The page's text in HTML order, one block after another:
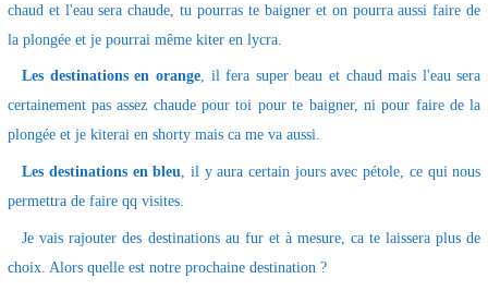
chaud et l'eau sera chaude, tu pourras te baigner et on pourra aussi faire de
la plongée et je pourrai même kiter en lycra.
Les destinations en orange, il fera super beau et chaud mais l'eau sera
certainement pas assez chaude pour toi pour te baigner, ni pour faire de la
plongée et je kiterai en shorty mais ca me va aussi.
Les destinations en bleu, il y aura certain jours avec pétole, ce qui nous
permettra de faire qq visites.
Je vais rajouter des destinations au fur et à mesure, ca te laissera plus de
choix. Alors quelle est notre prochaine destination ?